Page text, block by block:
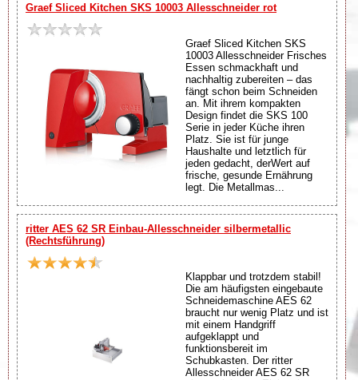
Graef Sliced Kitchen SKS 10003 Allesschneider rot
Graef Sliced Kitchen SKS
10003 Allesschneider Frisches
Essen schmackhaft und
nachhaltig zubereiten – das
fängt schon beim Schneiden
an. Mit ihrem kompakten
Design findet die SKS 100
Serie in jeder Küche ihren
Platz. Sie ist für junge
Haushalte und letztlich für
jeden gedacht, derWert auf
frische, gesunde Ernährung
legt. Die Metallmas...
ritter AES 62 SR Einbau-Allesschneider silbermetallic
(Rechtsführung)
Klappbar und trotzdem stabil!
Die am häufigsten eingebaute
Schneidemaschine AES 62
braucht nur wenig Platz und ist
mit einem Handgriff
aufgeklappt und
funktionsbereit im
Schubkasten. Der ritter
Allesschneider AES 62 SR